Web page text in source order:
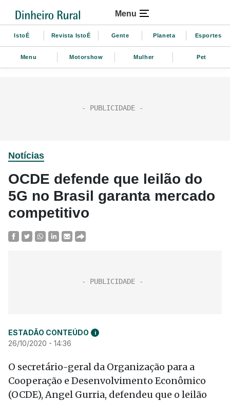
Menu
IstoÉ Revista IstoÉ Gente Planeta Esportes
Menu Motorshow Mulher Pet
Notícias
OCDE defende que leilão do
5G no Brasil garanta mercado
competitivo
ESTADÃO CONTEÚDO i
26/10/2020 - 14:36
O secretário-geral da Organização para a
Cooperação e Desenvolvimento Econômico
(OCDE), Angel Gurria, defendeu que o leilão